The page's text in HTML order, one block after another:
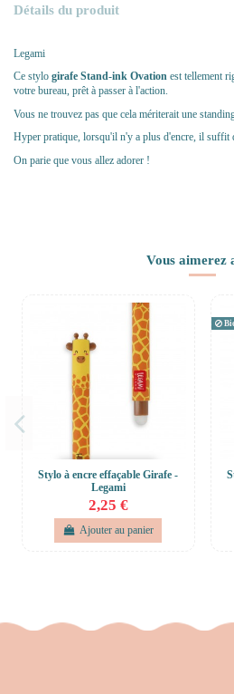
Détails du produit
Legami
Ce stylo girafe Stand-ink Ovation est tellement
votre bureau, prêt à passer à l'action.
Vous ne trouvez pas que cela mériterait une
Hyper pratique, lorsqu'il n'y a plus d'encre, il suffit
On parie que vous allez adorer !
Vous aimerez
Stylo à encre effaçable Girafe -
Legami
2,25 €
Ajouter au panier